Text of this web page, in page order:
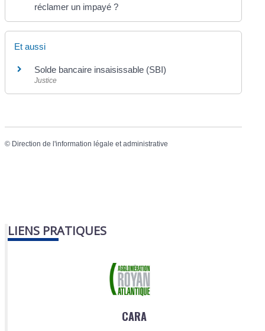
réclamer un impayé ?
Et aussi
Solde bancaire insaisissable (SBI)
Justice
© Direction de l'information légale et administrative
LIENS PRATIQUES
CARA